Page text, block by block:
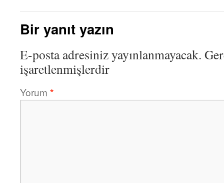
Bir yanıt yazın
E-posta adresiniz yayınlanmayacak.
işaretlenmişlerdir
Yorum *